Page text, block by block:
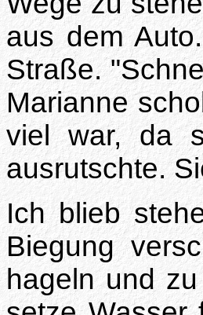
aus dem
Straße.
Marianne
viel war, da
ausrutschte.
Ich blieb
Biegung
hageln und